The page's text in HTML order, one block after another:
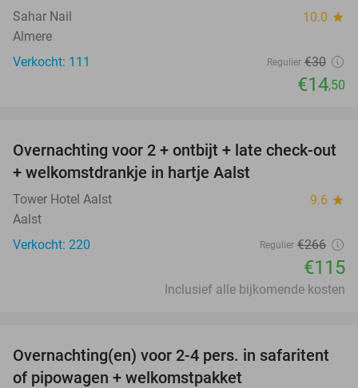
Sahar Nail 10.0 star
Almere
Verkocht: 111
Regulier €30
€14,50
57%
Overnachting voor 2 + ontbijt + late check-out
+ welkomstdrankje in hartje Aalst
Tower Hotel Aalst 9.6 star
Aalst
Verkocht: 220
Regulier €266
€115
Inclusief alle bijkomende kosten
39%
Overnachting(en) voor 2-4 pers. in safaritent
of pipowagen + welkomstpakket